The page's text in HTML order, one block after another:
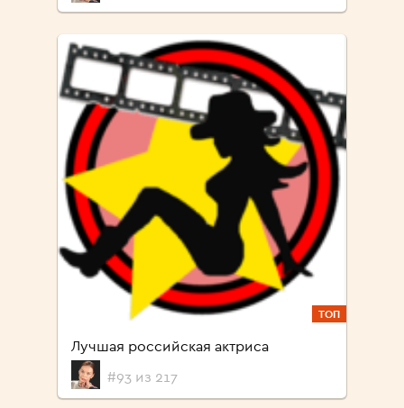
ТОП
Лучшая российская актриса
#93 из 217